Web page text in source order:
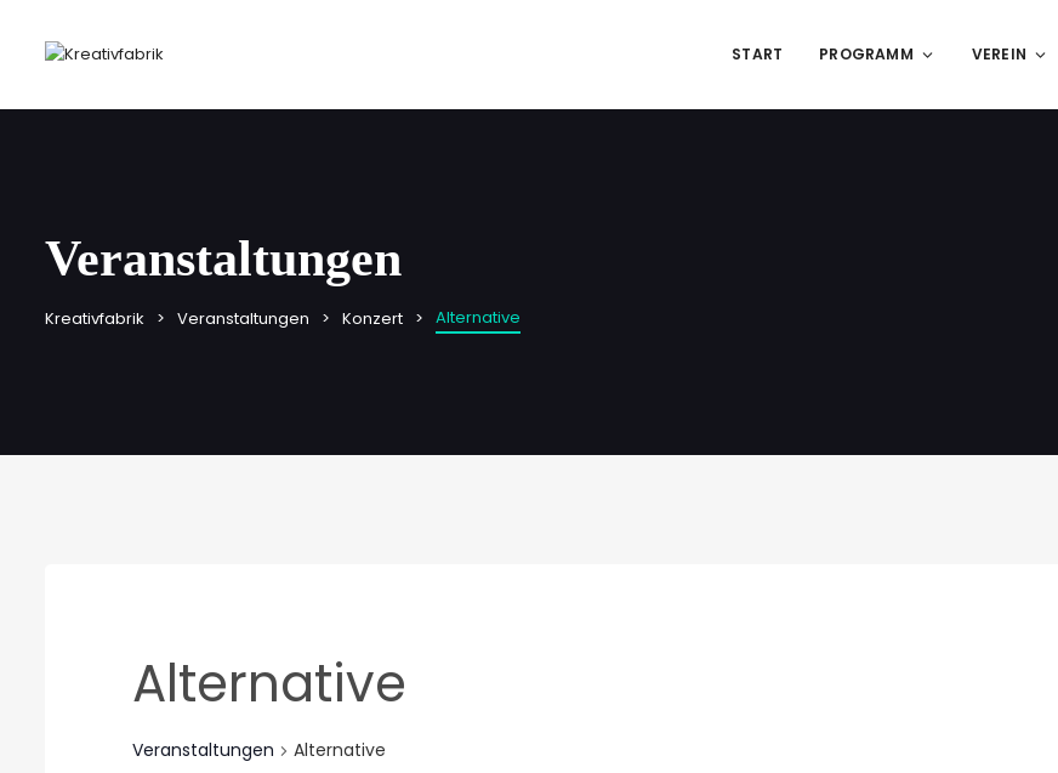
START PROGRAMM VEREIN
Veranstaltungen
Kreativfabrik Veranstaltungen Konzert Alternative
Alternative
Veranstaltungen Alternative